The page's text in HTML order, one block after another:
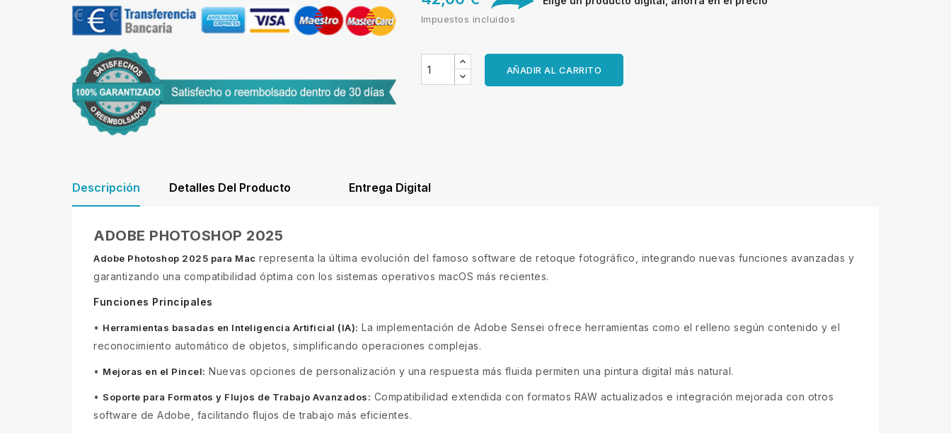
Impuestos incluidos
AÑADIR AL CARRITO
Descripción Detalles Del Producto Entrega Digital
ADOBE PHOTOSHOP 2025
Adobe Photoshop 2025 para Mac representa la última evolución del famoso software de retoque fotográfico, integrando nuevas funciones avanzadas y
garantizando una compatibilidad óptima con los sistemas operativos macOS más recientes.
Funciones Principales
• Herramientas basadas en Inteligencia Artificial (IA): La implementación de Adobe Sensei ofrece herramientas como el relleno según contenido y el
reconocimiento automático de objetos, simplificando operaciones complejas.
• Mejoras en el Pincel: Nuevas opciones de personalización y una respuesta más fluida permiten una pintura digital más natural.
• Soporte para Formatos y Flujos de Trabajo Avanzados: Compatibilidad extendida con formatos RAW actualizados e integración mejorada con otros
software de Adobe, facilitando flujos de trabajo más eficientes.